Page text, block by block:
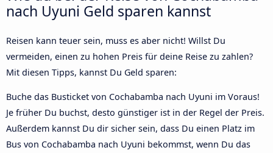
nach Uyuni Geld sparen kannst
Reisen kann teuer sein, muss es aber nicht! Willst Du
vermeiden, einen zu hohen Preis für deine Reise zu zahlen?
Mit diesen Tipps, kannst Du Geld sparen:
Buche das Busticket von Cochabamba nach Uyuni im Voraus!
Je früher Du buchst, desto günstiger ist in der Regel der Preis.
Außerdem kannst Du dir sicher sein, dass Du einen Platz im
Bus von Cochabamba nach Uyuni bekommst, wenn Du das